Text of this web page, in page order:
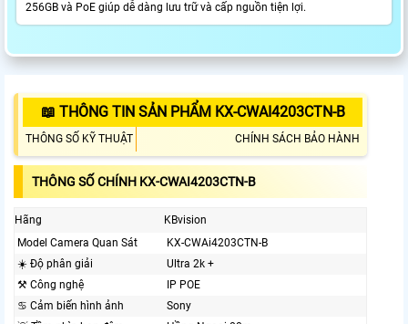
256GB và PoE giúp dễ dàng lưu trữ và cấp nguồn tiện lợi.
📖 THÔNG TIN SẢN PHẨM KX-CWAI4203CTN-B
THÔNG SỐ KỸ THUẬT CHÍNH SÁCH BẢO HÀNH
THÔNG SỐ CHÍNH KX-CWAI4203CTN-B
Hãng
KBvision
Model Camera Quan Sát
KX-CWAi4203CTN-B
☀️ Độ phân giải
Ultra 2k +
⚒ Công nghệ
IP POE
♋ Cảm biến hình ảnh
Sony